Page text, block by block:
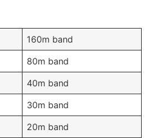
160m band
80m band
40m band
30m band
20m band